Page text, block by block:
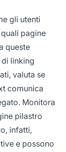
gli utenti
pagine
queste
linking
valuta se
comunica
Monitora
pilastro
infatti,
e possono